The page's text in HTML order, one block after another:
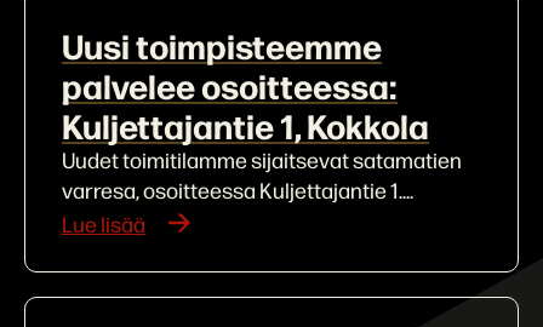
Uusi toimpisteemme
palvelee osoitteessa:
Kuljettajantie 1, Kokkola
Uudet toimitilamme sijaitsevat satamatien
varresa, osoitteessa Kuljettajantie 1....
Lue lisää